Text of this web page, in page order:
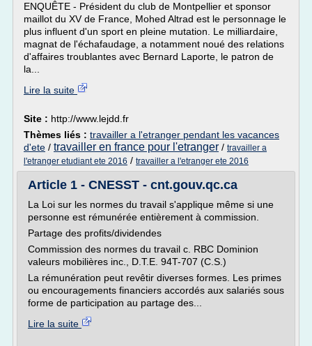
ENQUÊTE - Président du club de Montpellier et sponsor
maillot du XV de France, Mohed Altrad est le personnage le
plus influent d'un sport en pleine mutation. Le milliardaire,
magnat de l'échafaudage, a notamment noué des relations
d'affaires troublantes avec Bernard Laporte, le patron de
la...
Lire la suite
Site : http://www.lejdd.fr
Thèmes liés : travailler a l'etranger pendant les vacances
d'ete / travailler en france pour l'etranger / travailler a
l'etranger etudiant ete 2016 / travailler a l'etranger ete 2016
Article 1 - CNESST - cnt.gouv.qc.ca
La Loi sur les normes du travail s'applique même si une
personne est rémunérée entièrement à commission.
Partage des profits/dividendes
Commission des normes du travail c. RBC Dominion
valeurs mobilières inc., D.T.E. 94T-707 (C.S.)
La rémunération peut revêtir diverses formes. Les primes
ou encouragements financiers accordés aux salariés sous
forme de participation au partage des...
Lire la suite